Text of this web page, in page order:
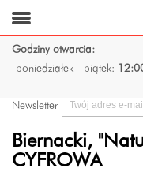
Godziny otwarcia:
poniedziałek - piątek:
Newsletter
Biernacki,
CYFROWA